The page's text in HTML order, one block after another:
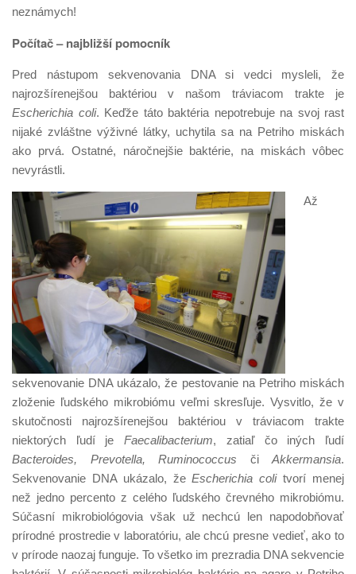
neznámych!
Počítač – najbližší pomocník
Pred nástupom sekvenovania DNA si vedci mysleli, že
najrozšírenejšou baktériou v našom tráviacom trakte je
Escherichia coli. Keďže táto baktéria nepotrebuje na svoj rast
nijaké zvláštne výživné látky, uchytila sa na Petriho miskách
ako prvá. Ostatné, náročnejšie baktérie, na miskách vôbec
nevyrástli.
Až
sekvenovanie DNA ukázalo, že pestovanie na Petriho miskách
zloženie ľudského mikrobiómu veľmi skresľuje. Vysvitlo, že v
skutočnosti najrozšírenejšou baktériou v tráviacom trakte
niektorých ľudí jeFaecalibacterium, zatiaľ čo iných ľudí
Bacteroides, Prevotella, Ruminococcus či Akkermansia.
Sekvenovanie DNA ukázalo, žeEscherichia colitvorí menej
než jedno percento z celého ľudského črevného mikrobiómu.
Súčasní mikrobiológovia však už nechcú len napodobňovať
prírodné prostredie v laboratóriu, ale chcú presne vedieť, ako to
v prírode naozaj funguje. To všetko im prezradia DNA sekvencie